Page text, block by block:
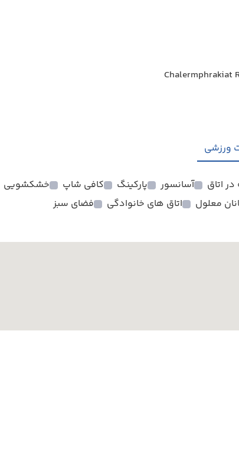
ورزشی
آسانسور پارکینگ کافی شاپ خشکشویی
معلول اتاق های خانوادگی فضای سبز